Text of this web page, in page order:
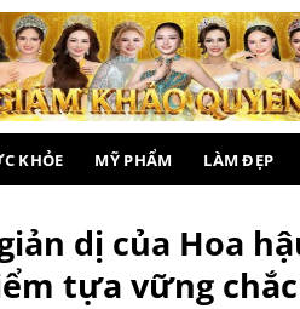
KHỎE MỸ PHẨM LÀM ĐẸP
dị của Hoa
tựa vững